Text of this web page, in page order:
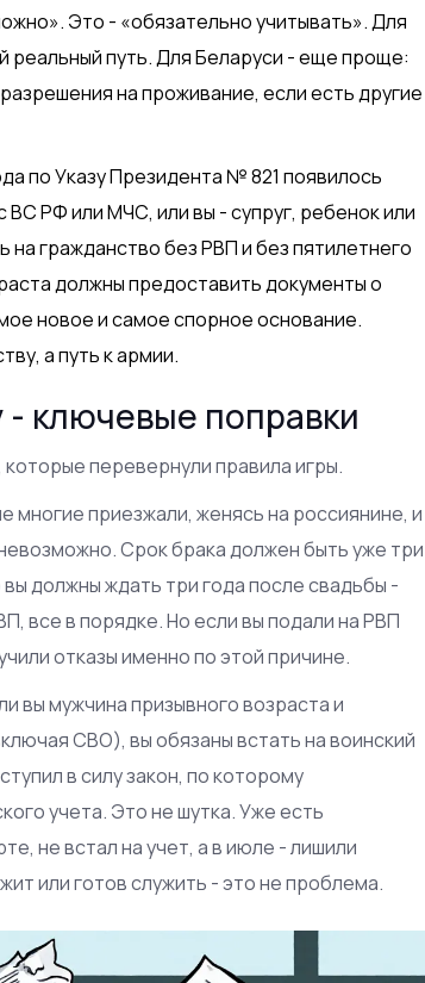
Это - «обязательно учитывать». Для
реальный путь. Для Беларуси - еще проще:
на проживание, если есть другие
по Указу Президента № 821 появилось
ВС РФ или МЧС, или вы - супруг, ребенок или
гражданство без РВП и без пятилетнего
должны предоставить документы о
новое и самое спорное основание.
а путь к армии.
- ключевые поправки
перевернули правила игры.
приезжали, женясь на россиянине, и
Срок брака должен быть уже три
должны ждать три года после свадьбы -
все в порядке. Но если вы подали на РВП
отказы именно по этой причине.
вы мужчина призывного возраста и
СВО), вы обязаны встать на воинский
в силу закон, по которому
учета. Это не шутка. Уже есть
не встал на учет, а в июле - лишили
или готов служить - это не проблема.